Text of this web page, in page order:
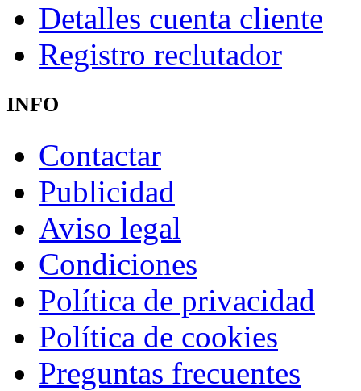
Detalles cuenta cliente
Registro reclutador
INFO
Contactar
Publicidad
Aviso legal
Condiciones
Política de privacidad
Política de cookies
Preguntas frecuentes